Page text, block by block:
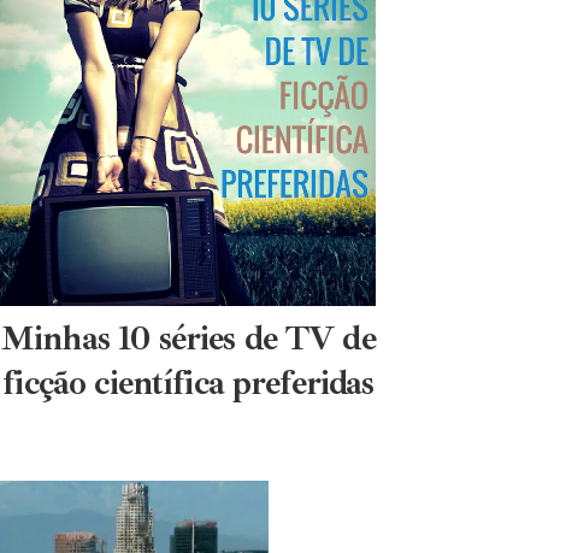
Minhas 10 séries de TV de
ficção científica preferidas